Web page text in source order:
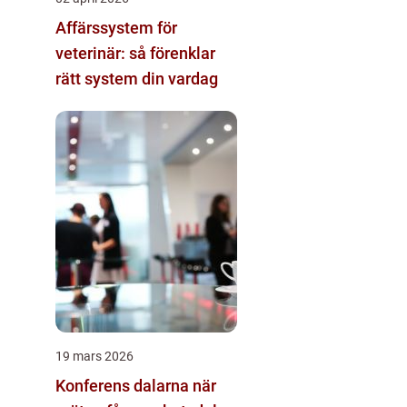
Affärssystem för
veterinär: så förenklar
rätt system din vardag
19 mars 2026
Konferens dalarna när